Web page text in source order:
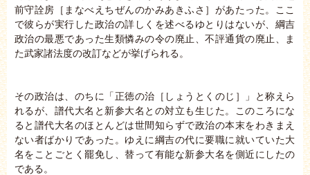
前守詮房［まなべえちぜんのかみあきふさ］があたった。ここ
で彼らが実行した政治の詳しくを述べるゆとりはないが、綱吉
政治の最悪であった生類憐みの令の廃止、不評通貨の廃止、ま
た武家諸法度の改訂などが挙げられる。
その政治は、のちに「正徳の治［しょうとくのじ］」と称えら
れるが、譜代大名と新参大名との対立も生じた。このころにな
ると譜代大名のほとんどは世間知らずで政治の本末をわきまえ
ない者ばかりであった。ゆえに綱吉の代に要職に就いていた大
名をことごとく罷免し、替って有能な新参大名を側近にしたの
である。